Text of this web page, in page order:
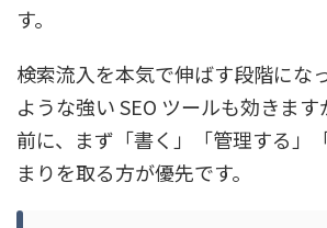
す。
検索流入を本気で伸ばす段階にな
ような強い SEO ツールも効きます
前に、まず「書く」「管理する」
まりを取る方が優先です。